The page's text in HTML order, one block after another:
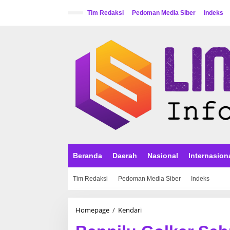
Tim Redaksi Pedoman Media Siber Indeks
Beranda Daerah Nasional
Tim Redaksi Pedoman Media Siber Indeks
Homepage / Kendari